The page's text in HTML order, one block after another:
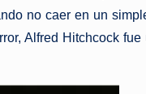
no caer en un
Alfred Hitchcock